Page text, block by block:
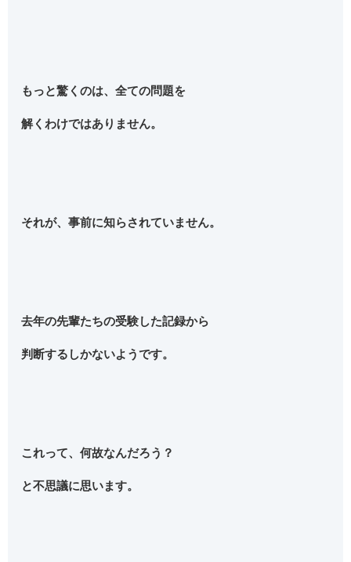
もっと驚くのは、全ての問題を
解くわけではありません。
それが、事前に知らされていません。
去年の先輩たちの受験した記録から
判断するしかないようです。
これって、何故なんだろう？
と不思議に思います。